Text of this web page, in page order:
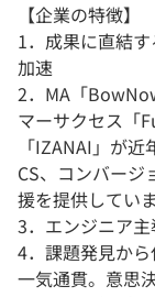
【企業の特徴】
1．成果に直結
加速
2．MA「
マーサクセス「
「IZANAI」が
CS、コンバージ
援を提供していま
3．エンジニア
4．課題発見か
一気通貫。意思